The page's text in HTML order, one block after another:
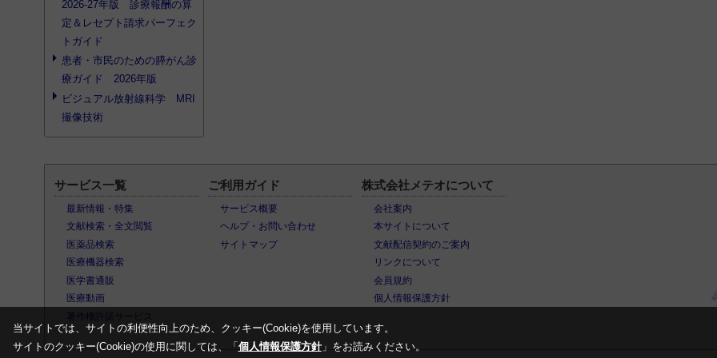
2026-27年版 診療報酬の算
定＆レセプト請求パーフェク
トガイド
患者・市民のための膵がん診
療ガイド 2026年版
ビジュアル放射線科学 MRI
撮像技術
サービス一覧
最新情報・特集
文献検索・全文閲覧
医薬品検索
医療機器検索
医学書通販
医療動画
著作権許諾サービス
ご利用ガイド
サービス概要
ヘルプ・お問い合わせ
サイトマップ
株式会社メテオについて
会社案内
本サイトについて
文献配信契約のご案内
リンクについて
会員規約
個人情報保護方針
当サイトでは、サイトの利便性向上のため、クッキー(Cookie)を使用しています。
サイトのクッキー(Cookie)の使用に関しては、「 個人情報保護方針」をお読みください。